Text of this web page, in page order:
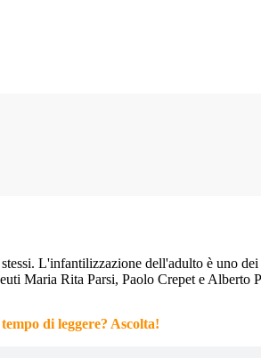
L'infantilizzazione dell'adulto è uno
Maria Rita Parsi, Paolo Crepet e Alberto
di leggere? Ascolta!